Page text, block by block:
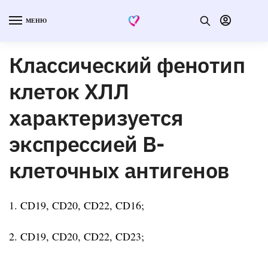
МЕНЮ
Классический фенотип
клеток ХЛЛ
характеризуется
экспрессией В-
клеточных антигенов
1. CD19, CD20, CD22, CD16;
2. CD19, CD20, CD22, CD23;